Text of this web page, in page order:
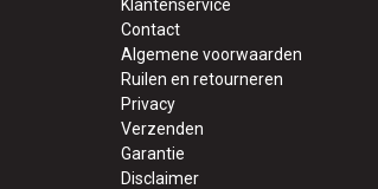
Mascot Frontline
Hi-Vis amerikaanse overalls
Mascot Unique
Mascot Originals
Klantenservice
Contact
Algemene voorwaarden
Ruilen en retourneren
Privacy
Verzenden
Garantie
Disclaimer